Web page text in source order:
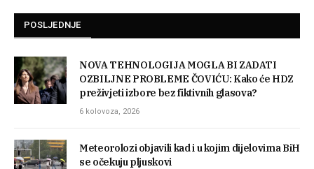
POSLJEDNJE
NOVA TEHNOLOGIJA MOGLA BI ZADATI
OZBILJNE PROBLEME ČOVIĆU: Kako će HDZ
preživjeti izbore bez fiktivnih glasova?
6 kolovoza, 2026
Meteorolozi objavili kad i u kojim dijelovima BiH
se očekuju pljuskovi